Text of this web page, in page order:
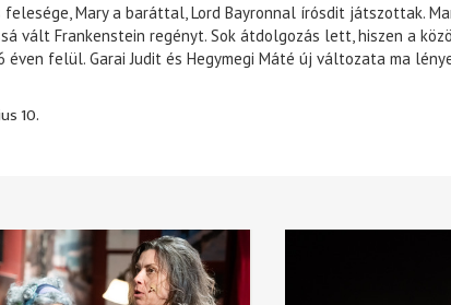
felesége, Mary a baráttal, Lord Bayronnal írósdit játszottak.
vált Frankenstein regényt. Sok átdolgozás lett, hiszen a
felül. Garai Judit és Hegymegi Máté új változata ma
10.